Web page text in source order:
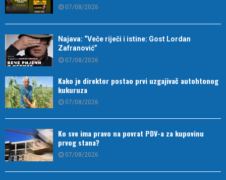
07/08/2026
Najava: “Veče riječi i istine: Gost Lordan
Zafranović”
07/08/2026
Kako je direktor postao prvi uzgajivač autohtonog
kukuruza
07/08/2026
Ko sve ima pravo na povrat PDV-a za kupovinu
prvog stana?
07/08/2026